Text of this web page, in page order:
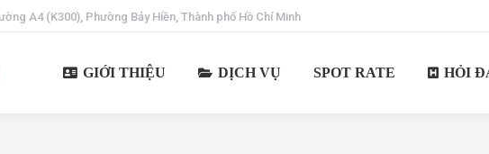
A4 (K300), Phường Bảy Hiền, Thành phố Hồ Chí Minh
GIỚI THIỆU DỊCH VỤ SPOT RATE HỎI